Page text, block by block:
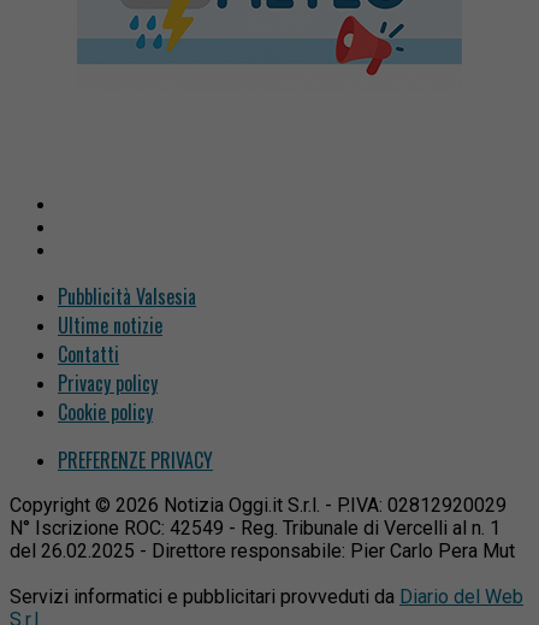
Pubblicità Valsesia
Ultime notizie
Contatti
Privacy policy
Cookie policy
PREFERENZE PRIVACY
Copyright © 2026 Notizia Oggi.it S.r.l. - P.IVA: 02812920029
N° Iscrizione ROC: 42549 - Reg. Tribunale di Vercelli al n. 1
del 26.02.2025 - Direttore responsabile: Pier Carlo Pera Mut
Servizi informatici e pubblicitari provveduti da Diario del Web
S.r.l.